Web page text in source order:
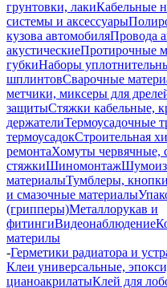
грунтовки, лакиКабельные
системы и аксессуары
кузова автомобиляПровода
акустическиеПротирочные
губкиНаборы
шплинтовСварочные
метчики, миксеры для
защитыСтяжки кабельные,
держателиТермоусадочные
термоусадокСтроительная
ремонтаХомуты червячные,
стяжкиШиномонтаж
материалыТумблеры,
и смазочные материалы
(грипперы)Металлорукав и
фитингиВидеонаблюдение
материлы
-Герметики радиатора и
Клеи универсальные,
цианоакрилатыКлей для